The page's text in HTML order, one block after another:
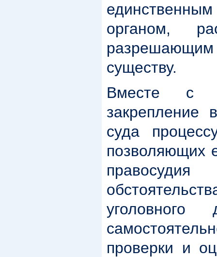
органом,
существу.
Вместе с
закрепление
суда
позволяющих
уголовного
проверки и